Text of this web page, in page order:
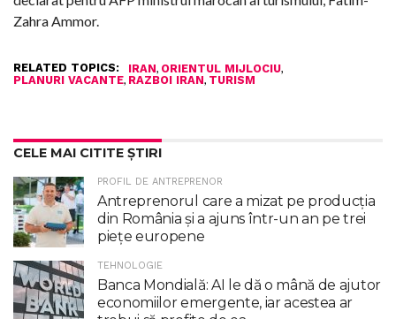
Zahra Ammor.
RELATED TOPICS: IRAN, ORIENTUL MIJLOCIU,
PLANURI VACANTE, RAZBOI IRAN, TURISM
CELE MAI CITITE ȘTIRI
PROFIL DE ANTREPRENOR
Antreprenorul care a mizat pe producția
din România și a ajuns într-un an pe trei
piețe europene
TEHNOLOGIE
Banca Mondială: AI le dă o mână de ajutor
economiilor emergente, iar acestea ar